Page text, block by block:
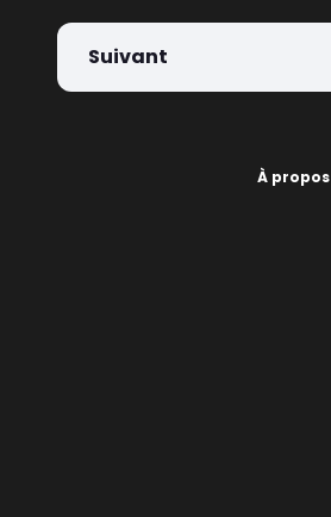
Suivant
À propos